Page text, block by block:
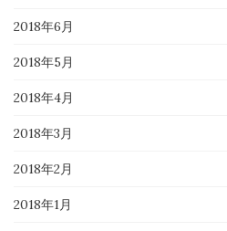
2018年6月
2018年5月
2018年4月
2018年3月
2018年2月
2018年1月